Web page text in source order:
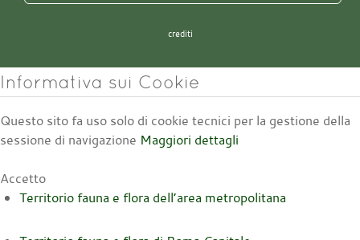
crediti
Informativa sui Cookie
Questo sito fa uso solo di cookie tecnici per la gestione della
sessione di navigazione Maggiori dettagli
Accetto
Territorio fauna e flora dell’area metropolitana